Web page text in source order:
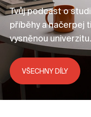
Tvůj podcast o
příběhy a načerpej
vysněnou univerzitu.
VŠECHNY DÍLY